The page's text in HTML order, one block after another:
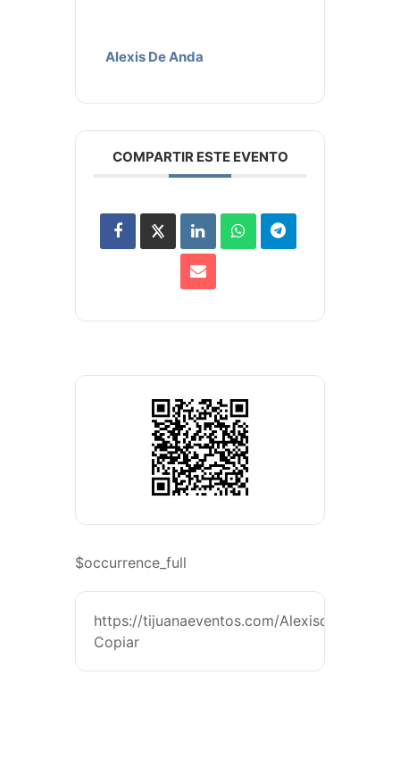
Alexis De Anda
COMPARTIR ESTE EVENTO
$occurrence_full
https://tijuanaeventos.com/AlexisdeAndaTj26
Copiar